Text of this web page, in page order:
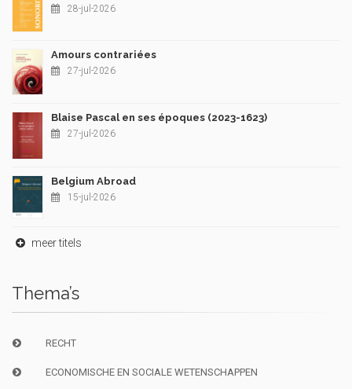
28-jul-2026
Amours contrariées
27-jul-2026
Blaise Pascal en ses époques (2023-1623)
27-jul-2026
Belgium Abroad
15-jul-2026
meer titels
Thema’s
RECHT
ECONOMISCHE EN SOCIALE WETENSCHAPPEN